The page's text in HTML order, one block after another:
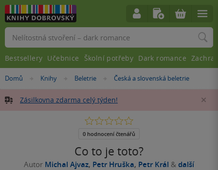
Nacházíte
zde:
Domů »
Knihy »
Beletrie »
Česká a slovenská beletrie
Zásilkovna zdarma celý týden!
Co to je toto?
Autor Michal Ajvaz, Petr Hruška, Petr Král & další
0.0
5
0 hodnocení čtenářů
Vyhledávání
Bestsellery Učebnice Školní potřeby Dark romance